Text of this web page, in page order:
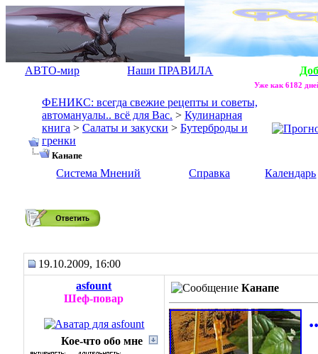
АВТО-мир Наши ПРАВИЛА
Уже как 6182
ФЕНИКС: всегда свежие рецепты и советы,
автомануалы.. всё для Вас. > Кулинарная
книга > Салаты и закуски > Бутерброды и
гренки
Канапе
Система Мнений Справка Календарь
19.10.2009, 16:00
asfount
Шеф-повар
Кое-что обо мне
Канапе